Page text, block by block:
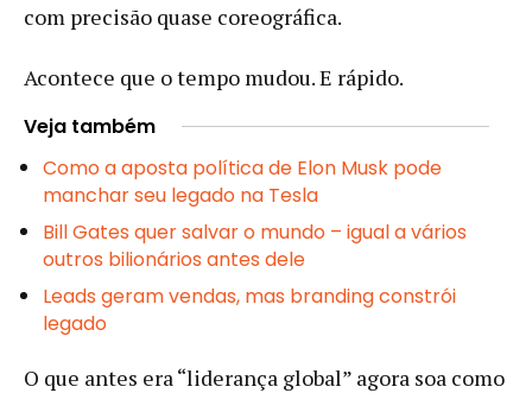
com precisão quase coreográfica.
Acontece que o tempo mudou. E rápido.
Veja também
Como a aposta política de Elon Musk pode
manchar seu legado na Tesla
Bill Gates quer salvar o mundo – igual a vários
outros bilionários antes dele
Leads geram vendas, mas branding constrói
legado
O que antes era “liderança global” agora soa como